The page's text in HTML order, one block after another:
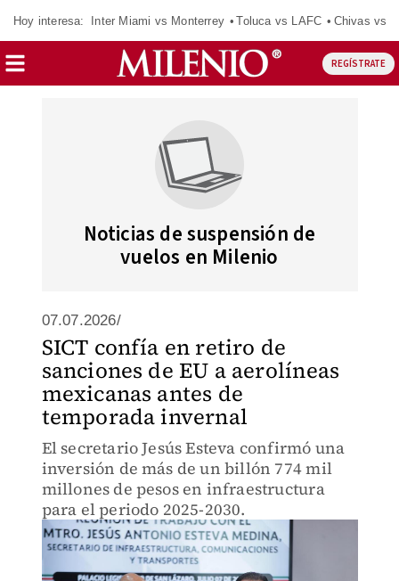
Hoy interesa: Inter Miami vs Monterrey Toluca vs LAFC Chivas vs
REGÍSTRATE
Noticias de suspensión de
vuelos en Milenio
07.07.2026/
SICT confía en retiro de
sanciones de EU a aerolíneas
mexicanas antes de
temporada invernal
El secretario Jesús Esteva confirmó una
inversión de más de un billón 774 mil
millones de pesos en infraestructura
para el periodo 2025-2030.